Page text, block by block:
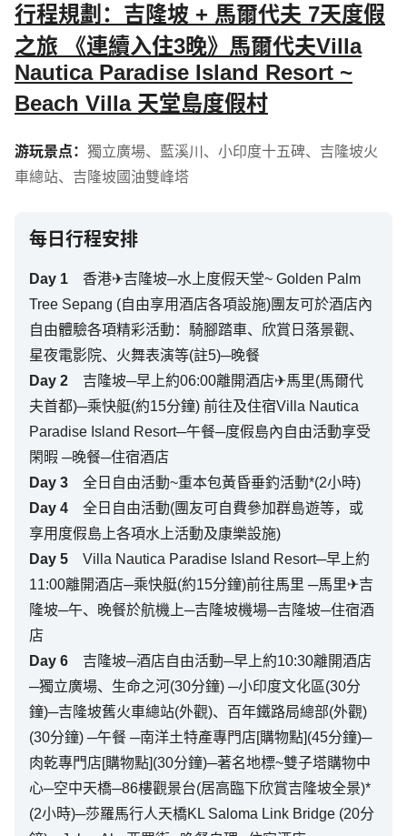
行程規劃：吉隆坡 + 馬爾代夫 7天度假
之旅 《連續入住3晚》馬爾代夫Villa
Nautica Paradise Island Resort ~
Beach Villa 天堂島度假村
游玩景点： 獨立廣場、 藍溪川 、 小印度十五碑、 吉隆坡火
車總站、 吉隆坡國油雙峰塔
每日行程安排
Day 1
香港✈吉隆坡─水上度假天堂~ Golden Palm
Tree Sepang (自由享用酒店各項設施)團友可於酒店內
自由體驗各項精彩活動：騎腳踏車、欣賞日落景觀、
星夜電影院、火舞表演等(註5)─晚餐
Day 2
吉隆坡─早上約06:00離開酒店✈馬里(馬爾代
夫首都)─乘快艇(約15分鐘) 前往及住宿Villa Nautica
Paradise Island Resort─午餐─度假島內自由活動享受
閑暇 ─晚餐─住宿酒店
Day 3
全日自由活動~重本包黃昏垂釣活動*(2小時)
Day 4
全日自由活動(團友可自費參加群島遊等，或
享用度假島上各項水上活動及康樂設施)
Day 5
Villa Nautica Paradise Island Resort─早上約
11:00離開酒店─乘快艇(約15分鐘)前往馬里 ─馬里✈吉
隆坡─午、晚餐於航機上─吉隆坡機場─吉隆坡─住宿酒
店
Day 6
吉隆坡─酒店自由活動─早上約10:30離開酒店
─獨立廣場、生命之河(30分鐘) ─小印度文化區(30分
鐘)─吉隆坡舊火車總站(外觀)、百年鐵路局總部(外觀)
(30分鐘) ─午餐 ─南洋土特產專門店[購物點](45分鐘)─
肉乾專門店[購物點](30分鐘)─著名地標~雙子塔購物中
心─空中天橋─86樓觀景台(居高臨下欣賞吉隆坡全景)*
(2小時)─莎羅馬行人天橋KL Saloma Link Bridge (20分